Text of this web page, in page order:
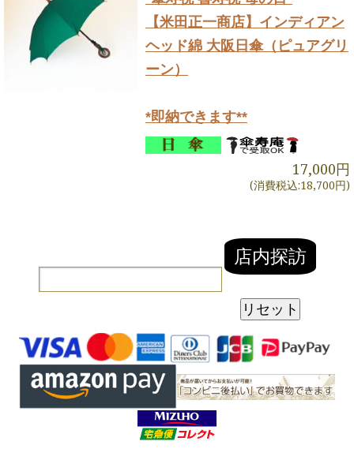
【米田正一商店】インディアン
ヘッド綿 大阪日傘（ピュアグリ
ーン）
*即納できます**
17,000円
(消費税込:18,700円)